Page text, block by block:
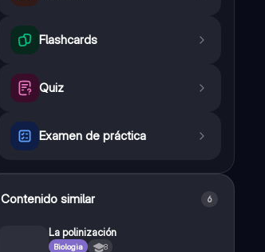
Flashcards
Quiz
Examen de práctica
Contenido similar 6
La polinización
Biologia 8